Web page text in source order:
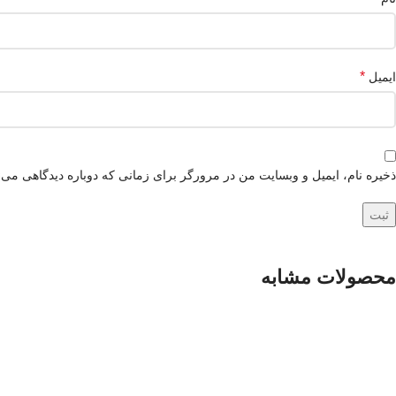
ایمیل *
ذخیره نام، ایمیل و وبسایت من در مرورگر برای زمانی که دوباره دیدگاهی
محصولات مشابه